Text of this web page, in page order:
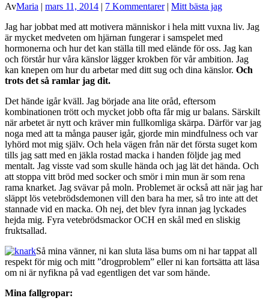
AvMaria | mars 11, 2014 | 7 Kommentarer| Mitt bästa jag
Jag har jobbat med att motivera människor i hela mitt vuxna liv. Jag
är mycket medveten om hjärnan fungerar i samspelet med
hormonerna och hur det kan ställa till med elände för oss. Jag kan
och förstår hur våra känslor lägger krokben för vår ambition. Jag
kan knepen om hur du arbetar med ditt sug och dina känslor. Och
trots det så ramlar jag dit.
Det hände igår kväll. Jag började ana lite oråd, eftersom
kombinationen trött och mycket jobb ofta får mig ur balans. Särskilt
när arbetet är nytt och kräver min fullkomliga skärpa. Därför var jag
noga med att ta många pauser igår, gjorde min mindfulness och var
lyhörd mot mig själv. Och hela vägen från när det första suget kom
tills jag satt med en jäkla rostad macka i handen följde jag med
mentalt. Jag visste vad som skulle hända och jag lät det hända. Och
att stoppa vitt bröd med socker och smör i min mun är som rena
rama knarket. Jag svävar på moln. Problemet är också att när jag har
släppt lös vetebrödsdemonen vill den bara ha mer, så tro inte att det
stannade vid en macka. Oh nej, det blev fyra innan jag lyckades
hejda mig. Fyra vetebrödsmackor OCH en skål med en sliskig
fruktsallad.
Så mina vänner, ni kan sluta läsa bums om ni har tappat all
respekt för mig och mitt ”drogproblem” eller ni kan fortsätta att läsa
om ni är nyfikna på vad egentligen det var som hände.
Mina fallgropar: